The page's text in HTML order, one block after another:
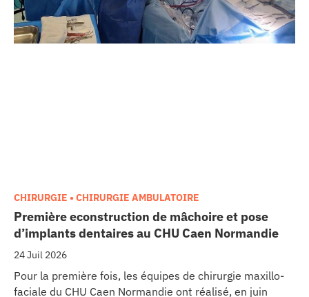
Première econstruction de mâchoire et pose
d’implants dentaires au CHU Caen Normandie
24 Juil 2026
CHIRURGIE • CHIRURGIE AMBULATOIRE
Pour la première fois, les équipes de chirurgie maxillo-
faciale du CHU Caen Normandie ont réalisé, en juin